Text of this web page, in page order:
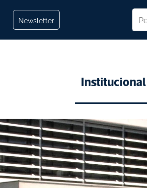
Newsletter
Institucional